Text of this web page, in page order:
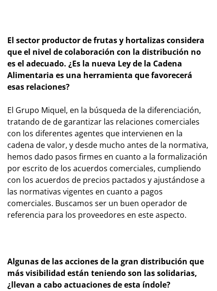
El sector productor de frutas y hortalizas considera
que el nivel de colaboración con la distribución no
es el adecuado. ¿Es la nueva Ley de la Cadena
Alimentaria es una herramienta que favorecerá
esas relaciones?
El Grupo Miquel, en la búsqueda de la diferenciación,
tratando de de garantizar las relaciones comerciales
con los diferentes agentes que intervienen en la
cadena de valor, y desde mucho antes de la normativa,
hemos dado pasos firmes en cuanto a la formalización
por escrito de los acuerdos comerciales, cumpliendo
con los acuerdos de precios pactados y ajustándose a
las normativas vigentes en cuanto a pagos
comerciales. Buscamos ser un buen operador de
referencia para los proveedores en este aspecto.
Algunas de las acciones de la gran distribución que
más visibilidad están teniendo son las solidarias,
¿llevan a cabo actuaciones de esta índole?